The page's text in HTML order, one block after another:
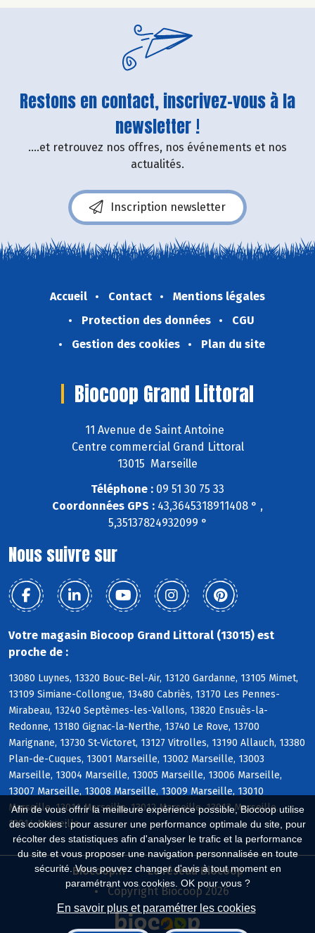
Afin de vous offrir la meilleure expérience possible, Biocoop utilise
des cookies : pour assurer une performance optimale du site, pour
récolter des statistiques afin d'analyser le trafic et la performance
du site et vous proposer une navigation personnalisée en toute
sécurité. Vous pouvez changer d'avis à tout moment en
paramétrant vos cookies. OK pour vous ?
En savoir plus et paramétrer les cookies
Restons en contact, inscrivez-vous à la
newsletter !
....et retrouvez nos offres, nos événements et nos
actualités.
Inscription newsletter
Accueil Contact
Mentions légales
Protection des données
CGU
Gestion des cookies
Plan du site
Biocoop Grand Littoral
11 Avenue de Saint Antoine
Centre commercial Grand Littoral
13015 Marseille
Téléphone : 09 51 30 75 33
Coordonnées GPS : 43,3645318911408 ° ,
5,35137824932099 °
Nous suivre sur
Votre magasin Biocoop Grand Littoral (13015) est
proche de :
13080 Luynes, 13320 Bouc-Bel-Air, 13120 Gardanne, 13105 Mimet,
13109 Simiane-Collongue, 13480 Cabriès, 13170 Les Pennes-
Mirabeau, 13240 Septèmes-les-Vallons, 13820 Ensuès-la-
Redonne, 13180 Gignac-la-Nerthe, 13740 Le Rove, 13700
Marignane, 13730 St-Victoret, 13127 Vitrolles, 13190 Allauch, 13380
Plan-de-Cuques, 13001 Marseille, 13002 Marseille, 13003
Marseille, 13004 Marseille, 13005 Marseille, 13006 Marseille,
13007 Marseille, 13008 Marseille, 13009 Marseille, 13010
Marseille, 13011 Marseille, 13012 Marseille, 13013 Marseille,
13014 Marseille
Biocoop.fr
Le réseau Biocoop
Copyright Biocoop 2026